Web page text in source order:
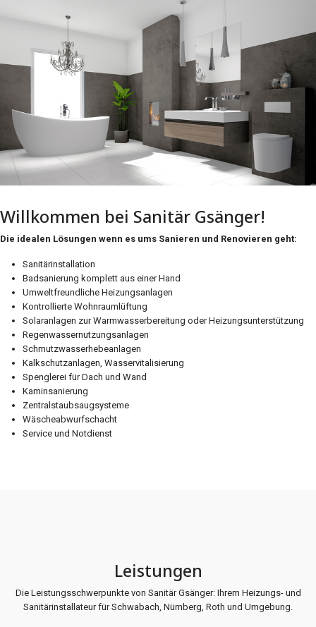
Willkommen bei Sanitär Gsänger!
Die idealen Lösungen wenn es ums Sanieren und Renovieren geht:
Sanitärinstallation
Badsanierung komplett aus einer Hand
Umweltfreundliche Heizungsanlagen
Kontrollierte Wohnraumlüftung
Solaranlagen zur Warmwasserbereitung oder Heizungsunterstützung
Regenwassernutzungsanlagen
Schmutzwasserhebeanlagen
Kalkschutzanlagen, Wasservitalisierung
Spenglerei für Dach und Wand
Kaminsanierung
Zentralstaubsaugsysteme
Wäscheabwurfschacht
Service und Notdienst
Leistungen
Die Leistungsschwerpunkte von Sanitär Gsänger: Ihrem Heizungs- und
Sanitärinstallateur für Schwabach, Nürnberg, Roth und Umgebung.